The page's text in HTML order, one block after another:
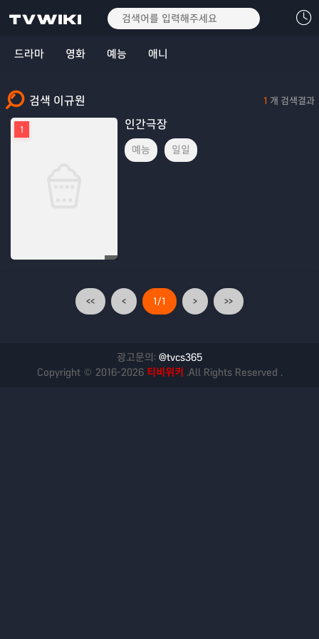
드라마 영화 예능 애니
검색 이규원 1 개 검색결과
1 인간극장
예능 일일
<< < 1/1 > >>
광고문의: @tvcs365
Copyright © 2016-2026 티비위키 .All Rights Reserved .